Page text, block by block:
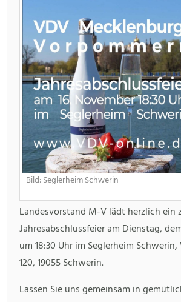
Bild: Seglerheim Schwerin
Landesvorstand M-V lädt herzlich ein
Jahresabschlussfeier am Dienstag,
um 18:30 Uhr im Seglerheim
120, 19055 Schwerin.
Lassen Sie uns gemeinsam in